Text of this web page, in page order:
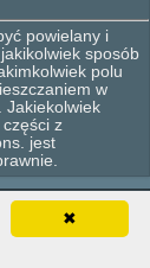
powielany i
sposób
polu
w
Jakiekolwiek
części z
jest
Wyposażenie
✖